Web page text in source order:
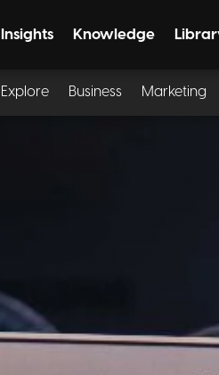
Insights Knowledge
Explore Business Marketing